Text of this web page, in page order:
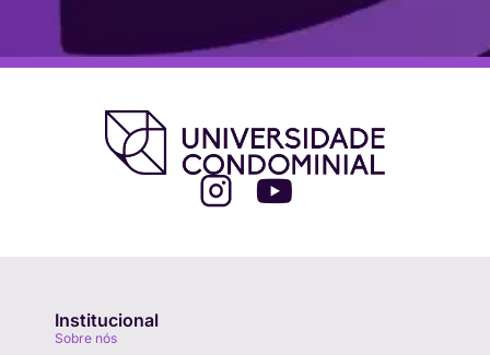
Institucional
Sobre nós